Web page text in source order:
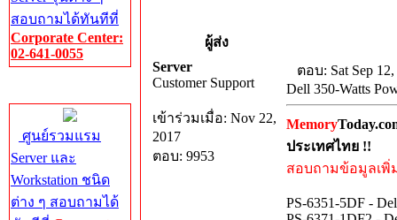
สอบถามได้ทันทีที่
Corporate Center:
02-641-0055
ศูนย์รวมแรม
Server และ
Workstation ชนิด
ต่าง ๆ สอบถามได้
ผู้ส่ง
Server
Customer Support
เข้าร่วมเมื่อ: Nov 22,
2017
ตอบ: 9953
ตอบ: Sat Sep
Dell 350-Watts
Memory
ประเทศไทย !!
สอบถามข้อมูลเพิ่
PS-6351-5DF -